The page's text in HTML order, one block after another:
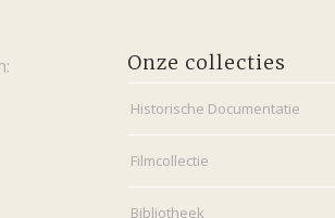
Onze collecties
Historische Documentatie
Filmcollectie
Bibliotheek